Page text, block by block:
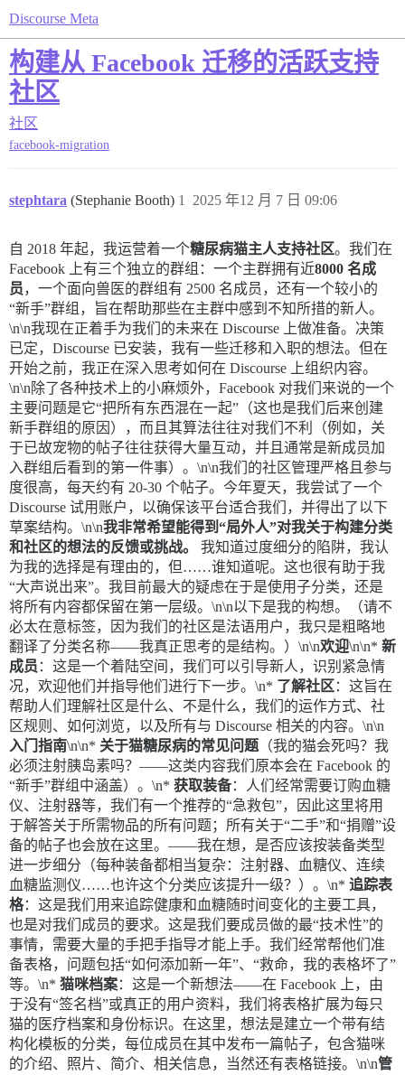
Discourse Meta
构建从 Facebook 迁移的活跃支持
社区
社区
facebook-migration
stephtara (Stephanie Booth) 2025 年12 月 7 日 09:06
1
自 2018 年起，我运营着一个糖尿病猫主人支持社区。我们在
Facebook 上有三个独立的群组：一个主群拥有近8000 名成
员，一个面向兽医的群组有 2500 名成员，还有一个较小的
“新手”群组，旨在帮助那些在主群中感到不知所措的新人。
\n\n我现在正着手为我们的未来在 Discourse 上做准备。决策
已定，Discourse 已安装，我有一些迁移和入职的想法。但在
开始之前，我正在深入思考如何在 Discourse 上组织内容。
\n\n除了各种技术上的小麻烦外，Facebook 对我们来说的一个
主要问题是它“把所有东西混在一起”（这也是我们后来创建
新手群组的原因），而且其算法往往对我们不利（例如，关
于已故宠物的帖子往往获得大量互动，并且通常是新成员加
入群组后看到的第一件事）。\n\n我们的社区管理严格且参与
度很高，每天约有 20-30 个帖子。今年夏天，我尝试了一个
Discourse 试用账户，以确保该平台适合我们，并得出了以下
草案结构。\n\n我非常希望能得到“局外人”对我关于构建分类
和社区的想法的反馈或挑战。
我知道过度细分的陷阱，我认
为我的选择是有理由的，但……谁知道呢。这也很有助于我
“大声说出来”。我目前最大的疑虑在于是使用子分类，还是
将所有内容都保留在第一层级。\n\n以下是我的构想。（请不
必太在意标签，因为我们的社区是法语用户，我只是粗略地
翻译了分类名称——我真正思考的是结构。）\n\n欢迎\n\n* 新
成员 ：这是一个着陆空间，我们可以引导新人，识别紧急情
况，欢迎他们并指导他们进行下一步。\n* 了解社区 ：这旨在
帮助人们理解社区是什么、不是什么，我们的运作方式、社
区规则、如何浏览，以及所有与 Discourse 相关的内容。\n\n
入门指南\n\n* 关于猫糖尿病的常见问题 （我的猫会死吗？我
必须注射胰岛素吗？——这类内容我们原本会在 Facebook 的
“新手”群组中涵盖）。\n* 获取装备：人们经常需要订购血糖
仪、注射器等，我们有一个推荐的“急救包”，因此这里将用
于解答关于所需物品的所有问题；所有关于“二手”和“捐赠”设
备的帖子也会放在这里。——我在想，是否应该按装备类型
进一步细分（每种装备都相当复杂：注射器、血糖仪、连续
血糖监测仪……也许这个分类应该提升一级？）。\n* 追踪表
格：这是我们用来追踪健康和血糖随时间变化的主要工具，
也是对我们成员的要求。这是我们要成员做的最“技术性”的
事情，需要大量的手把手指导才能上手。我们经常帮他们准
备表格，问题包括“如何添加新一年”、“救命，我的表格坏了”
等。\n* 猫咪档案：这是一个新想法——在 Facebook 上，由
于没有“签名档”或真正的用户资料，我们将表格扩展为每只
猫的医疗档案和身份标识。在这里，想法是建立一个带有结
构化模板的分类，每位成员在其中发布一篇帖子，包含猫咪
的介绍、照片、简介、相关信息，当然还有表格链接。\n\n管